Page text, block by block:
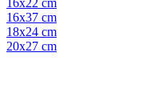
16x22 cm
16x37 cm
18x24 cm
20x27 cm